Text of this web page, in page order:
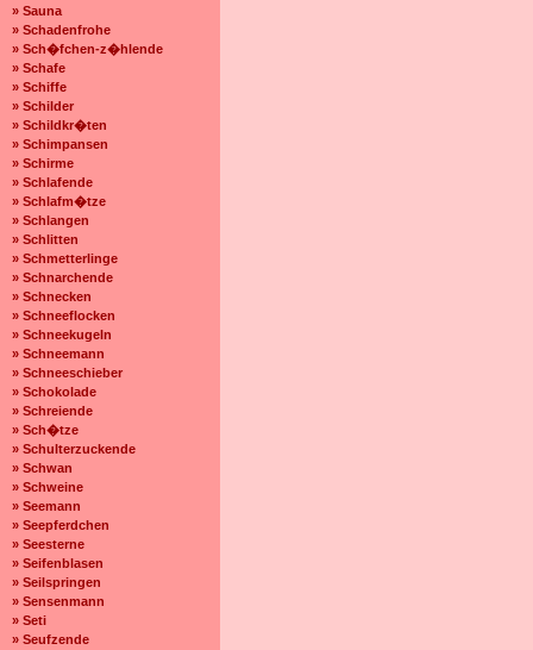
» Sauna
» Schadenfrohe
» Sch�fchen-z�hlende
» Schafe
» Schiffe
» Schilder
» Schildkr�ten
» Schimpansen
» Schirme
» Schlafende
» Schlafm�tze
» Schlangen
» Schlitten
» Schmetterlinge
» Schnarchende
» Schnecken
» Schneeflocken
» Schneekugeln
» Schneemann
» Schneeschieber
» Schokolade
» Schreiende
» Sch�tze
» Schulterzuckende
» Schwan
» Schweine
» Seemann
» Seepferdchen
» Seesterne
» Seifenblasen
» Seilspringen
» Sensenmann
» Seti
» Seufzende